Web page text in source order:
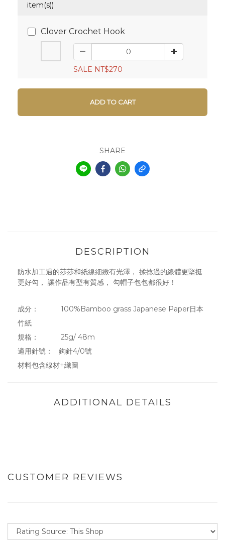
item(s))
Clover Crochet Hook
SALE NT$270
ADD TO CART
SHARE
DESCRIPTION
防水加工過的莎莎和紙線細緻有光澤， 揉捻過的線體更堅挺
更好勾， 讓作品有型有質感， 勾帽子包包都很好！
成分： 100%Bamboo grass Japanese Paper日本
竹紙
規格： 25g/ 48m
適用針號： 鉤針4/0號
材料包含線材+織圖
ADDITIONAL DETAILS
CUSTOMER REVIEWS